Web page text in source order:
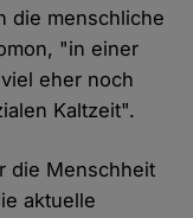
die menschliche
"in einer
eher noch
Kaltzeit".
die Menschheit
aktuelle